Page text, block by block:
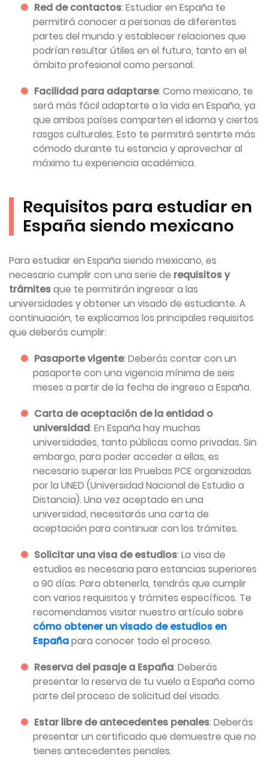
Red de contactos: Estudiar en España te
permitirá conocer a personas de diferentes
partes del mundo y establecer relaciones que
podrían resultar útiles en el futuro, tanto en el
ámbito profesional como personal.
Facilidad para adaptarse: Como mexicano, te
será más fácil adaptarte a la vida en España, ya
que ambos países comparten el idioma y ciertos
rasgos culturales. Esto te permitirá sentirte más
cómodo durante tu estancia y aprovechar al
máximo tu experiencia académica.
Requisitos para estudiar en
España siendo mexicano
Para estudiar en España siendo mexicano, es
necesario cumplir con una serie de requisitos y
trámitesque te permitirán ingresar a las
universidades y obtener un visado de estudiante. A
continuación, te explicamos los principales requisitos
que deberás cumplir:
Pasaporte vigente: Deberás contar con un
pasaporte con una vigencia mínima de seis
meses a partir de la fecha de ingreso a España.
Carta de aceptación de la entidad o
universidad: En España hay muchas
universidades, tanto públicas como privadas. Sin
embargo, para poder acceder a ellas, es
necesario superar las Pruebas PCE organizadas
por la UNED (Universidad Nacional de Estudio a
Distancia). Una vez aceptado en una
universidad, necesitarás una carta de
aceptación para continuar con los trámites.
Solicitar una visa de estudios: La visa de
estudios es necesaria para estancias superiores
a 90 días. Para obtenerla, tendrás que cumplir
con varios requisitos y trámites específicos. Te
recomendamos visitar nuestro artículo sobre
cómo obtener un visado de estudios en
Españapara conocer todo el proceso.
Reserva del pasaje a España: Deberás
presentar la reserva de tu vuelo a España como
parte del proceso de solicitud del visado.
Estar libre de antecedentes penales: Deberás
presentar un certificado que demuestre que no
tienes antecedentes penales.